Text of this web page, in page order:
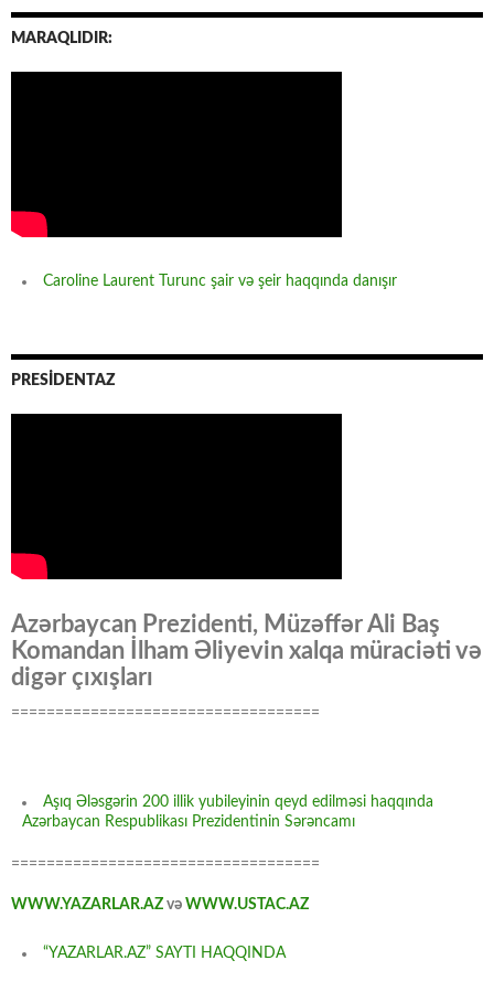
MARAQLIDIR:
Caroline Laurent Turunc şair və şeir haqqında danışır
PRESİDENTAZ
Azərbaycan Prezidenti, Müzəffər Ali Baş
Komandan İlham Əliyevin xalqa müraciəti və
digər çıxışları
===================================
Aşıq Ələsgərin 200 illik yubileyinin qeyd edilməsi haqqında
Azərbaycan Respublikası Prezidentinin Sərəncamı
===================================
WWW.YAZARLAR.AZ və WWW.USTAC.AZ
“YAZARLAR.AZ” SAYTI HAQQINDA